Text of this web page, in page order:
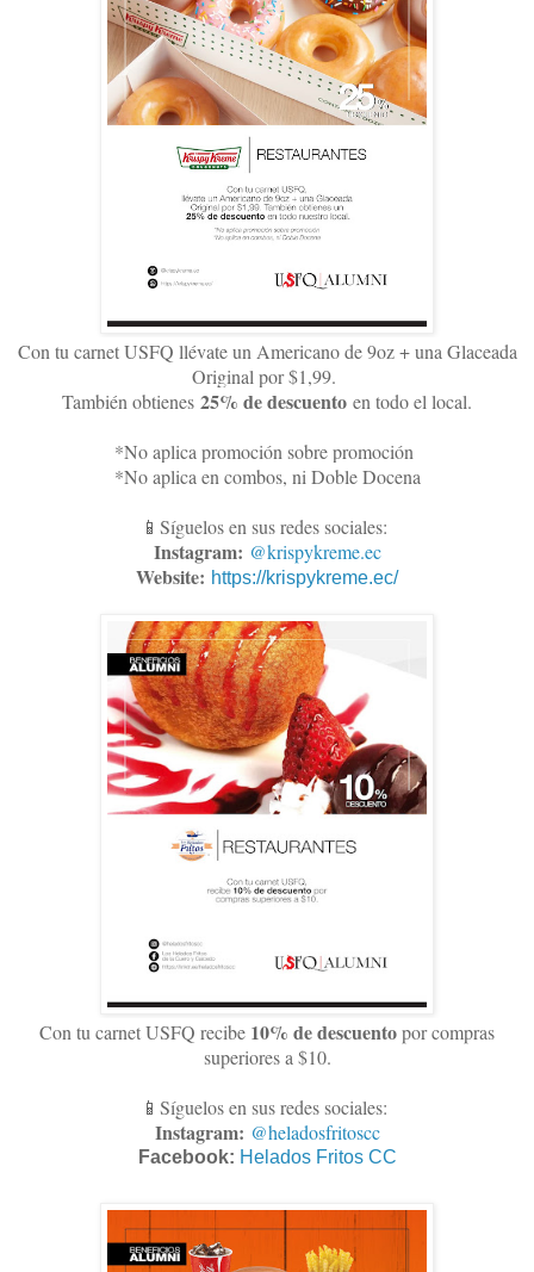
Con tu carnet USFQ llévate un Americano de 9oz + una Glaceada
Original por $1,99.
También obtienes 25% de descuento en todo el local.
*No aplica promoción sobre promoción
*No aplica en combos, ni Doble Docena
📱Síguelos en sus redes sociales:
Instagram: @krispykreme.ec
Website: https://krispykreme.ec/
Con tu carnet USFQ recibe 10% de descuentopor compras
superiores a $10.
📱Síguelos en sus redes sociales:
Instagram: @heladosfritoscc
Facebook: Helados Fritos CC